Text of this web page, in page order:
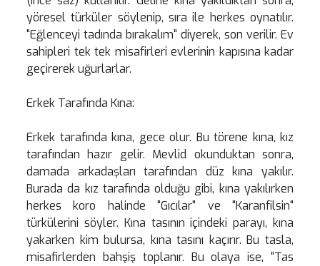
yöresel türküler söylenip, sıra ile herkes oynatılır.
"Eğlenceyi tadında bırakalım" diyerek, son verilir. Ev
sahipleri tek tek misafirleri evlerinin kapısına kadar
geçirerek uğurlarlar.
Erkek Tarafında Kına:
Erkek tarafında kına, gece olur. Bu törene kına, kız
tarafından hazır gelir. Mevlid okunduktan sonra,
damada arkadaşları tarafından düz kına yakılır.
Burada da kız tarafında olduğu gibi, kına yakılırken
herkes koro halinde "Gıcılar" ve "Karanfilsin"
türkülerini söyler. Kına tasının içindeki parayı, kına
yakarken kim bulursa, kına tasını kaçırır. Bu tasla,
misafirlerden bahşiş toplanır. Bu olaya ise, "Tas